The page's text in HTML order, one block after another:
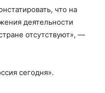
что на
деятельности
отсутствуют», —
сегодня».